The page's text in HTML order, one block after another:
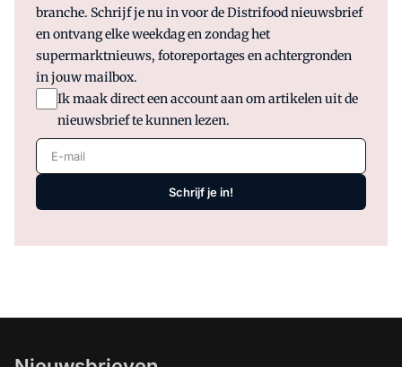
branche. Schrijf je nu in voor de Distrifood nieuwsbrief
en ontvang elke weekdag en zondag het
supermarktnieuws, fotoreportages en achtergronden
in jouw mailbox.
Ik maak direct een account aan om artikelen uit de
nieuwsbrief te kunnen lezen.
E-mail
Schrijf je in!